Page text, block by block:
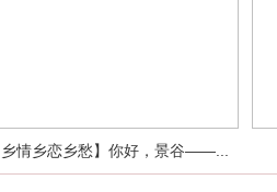
乡情乡恋乡愁】你好，景谷——...